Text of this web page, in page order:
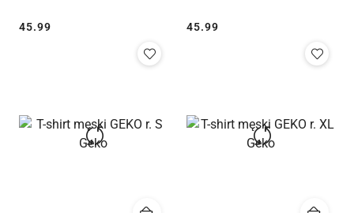
Cena:
45.99 Cena:
45.99